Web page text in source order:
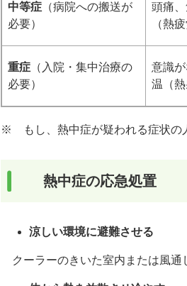
中等症 （病院への搬送が
必要）
頭痛
（熱
重症 （入院・集中治療の
必要）
意識
温（熱
※ もし、熱中症が疑われる症状の
熱中症の応急処置
涼しい環境に避難させる
クーラーのきいた室内または風通